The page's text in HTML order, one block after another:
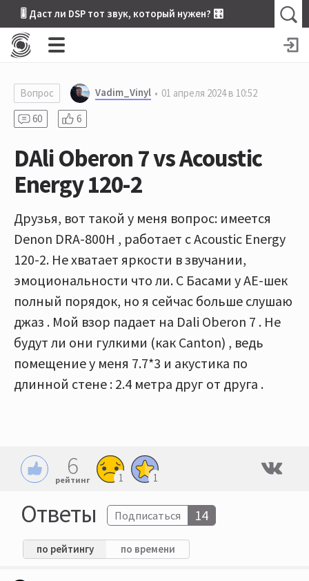
🎚 Даст ли DSP тот звук, который нужен? 🎛
Вопрос Vadim_Vinyl
01 апреля 2024 в 10:52
60
6
DAli Oberon 7 vs Acoustic
Energy 120-2
Друзья, вот такой у меня вопрос: имеется
Denon DRA-800H , работает с Acoustic Energy
120-2. Не хватает яркости в звучании,
эмоциональности что ли. С Басами у АЕ-шек
полный порядок, но я сейчас больше слушаю
джаз . Мой взор падает на Dali Oberon 7 . Не
будут ли они гулкими (как Canton) , ведь
помещение у меня 7.7*3 и акустика по
длинной стене : 2.4 метра друг от друга .
6
рейтинг 1 1
Ответы Подписаться 14
по рейтингу по времени